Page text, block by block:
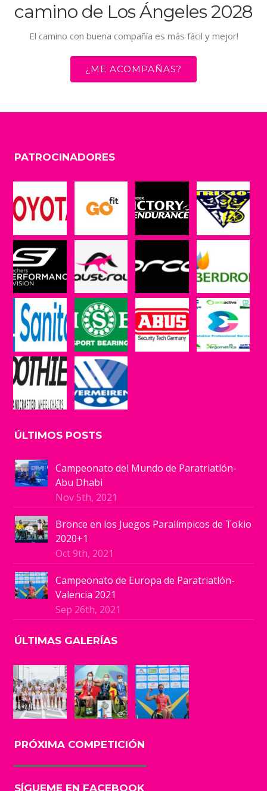
camino de Los Ángeles 2028
El camino con buena compañía es más fácil y mejor!
¿ME ACOMPAÑAS?
PATROCINADORES
ÚLTIMOS POSTS
Campeonato del Mundo de Paratriatlón-
Abu Dhabi
Nov 5th, 2021
Bronce en los Juegos Paralímpicos de Tokio
2020+1
Oct 9th, 2021
Campeonato de Europa de Paratriatlón-
Valencia 2021
Sep 26th, 2021
ÚLTIMAS GALERÍAS
PRÓXIMA COMPETICIÓN
SÍGUEME EN FACEBOOK